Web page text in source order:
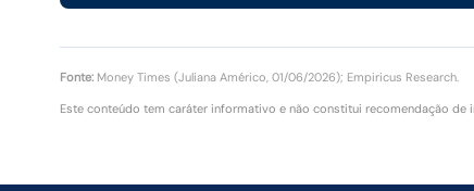
Fonte:Money Times (Juliana Américo, 01/06/2026); Empiricus Research.
Este conteúdo tem caráter informativo e não constitui recomendação de